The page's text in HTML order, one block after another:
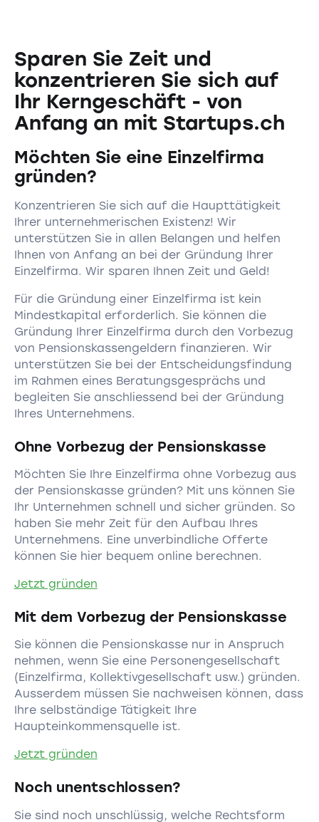
Sparen Sie Zeit und
konzentrieren Sie sich auf
Ihr Kerngeschäft - von
Anfang an mit Startups.ch
Möchten Sie eine Einzelfirma
gründen?
Konzentrieren Sie sich auf die Haupttätigkeit
Ihrer unternehmerischen Existenz! Wir
unterstützen Sie in allen Belangen und helfen
Ihnen von Anfang an bei der Gründung Ihrer
Einzelfirma. Wir sparen Ihnen Zeit und Geld!
Für die Gründung einer Einzelfirma ist kein
Mindestkapital erforderlich. Sie können die
Gründung Ihrer Einzelfirma durch den Vorbezug
von Pensionskassengeldern finanzieren. Wir
unterstützen Sie bei der Entscheidungsfindung
im Rahmen eines Beratungsgesprächs und
begleiten Sie anschliessend bei der Gründung
Ihres Unternehmens.
Ohne Vorbezug der Pensionskasse
Möchten Sie Ihre Einzelfirma ohne Vorbezug aus
der Pensionskasse gründen? Mit uns können Sie
Ihr Unternehmen schnell und sicher gründen. So
haben Sie mehr Zeit für den Aufbau Ihres
Unternehmens. Eine unverbindliche Offerte
können Sie hier bequem online berechnen.
Jetzt gründen
Mit dem Vorbezug der Pensionskasse
Sie können die Pensionskasse nur in Anspruch
nehmen, wenn Sie eine Personengesellschaft
(Einzelfirma, Kollektivgesellschaft usw.) gründen.
Ausserdem müssen Sie nachweisen können, dass
Ihre selbständige Tätigkeit Ihre
Haupteinkommensquelle ist.
Jetzt gründen
Noch unentschlossen?
Sie sind noch unschlüssig, welche Rechtsform